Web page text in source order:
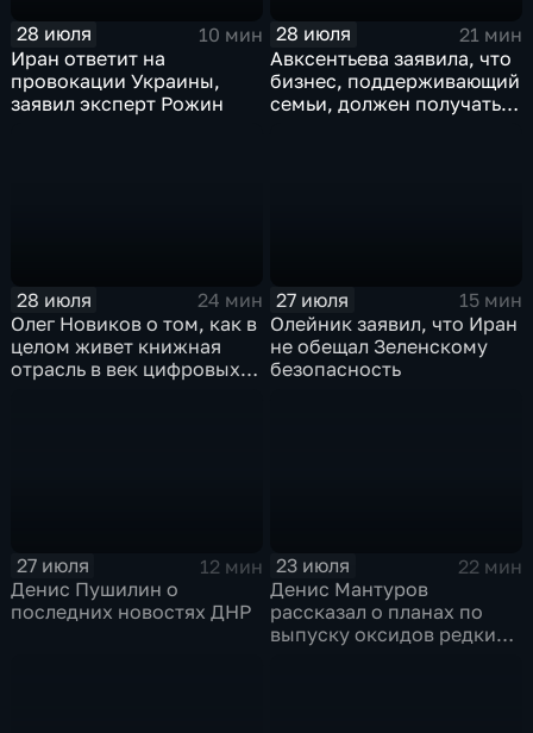
28 июля
10 мин
Иран ответит на
провокации Украины,
заявил эксперт Рожин
28 июля
21 мин
Авксентьева заявила, что
бизнес, поддерживающий
семьи, должен получать
28 июля
24 мин
Олег Новиков о том, как в
целом живет книжная
отрасль в век цифровых
27 июля
15 мин
Олейник заявил, что Иран
не обещал Зеленскому
безопасность
27 июля
12 мин
Денис Пушилин о
последних новостях ДНР
23 июля
22 мин
Денис Мантуров
рассказал о планах по
выпуску оксидов редких